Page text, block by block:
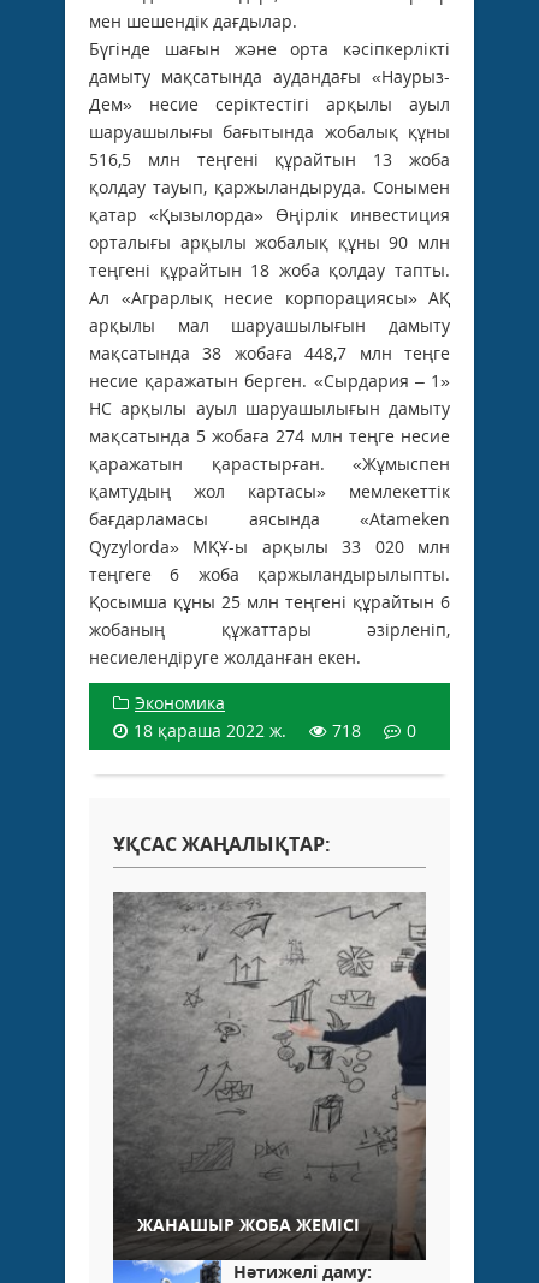
мен шешендік дағдылар.
Бүгінде шағын және орта кәсіпкерлікті
дамыту мақсатында аудандағы «Наурыз-
Дем» несие серіктестігі арқылы ауыл
шаруашылығы бағытында жобалық құны
516,5 млн теңгені құрайтын 13 жоба
қолдау тауып, қаржыландыруда. Сонымен
қатар «Қызылорда» Өңірлік инвестиция
орталығы арқылы жобалық құны 90 млн
теңгені құрайтын 18 жоба қолдау тапты.
Ал «Аграрлық несие корпорациясы» АҚ
арқылы мал шаруашылығын дамыту
мақсатында 38 жобаға 448,7 млн теңге
несие қаражатын берген. «Сырдария – 1»
НС арқылы ауыл шаруашылығын дамыту
мақсатында 5 жобаға 274 млн теңге несие
қаражатын қарастырған. «Жұмыспен
қамтудың жол картасы» мемлекеттік
бағдарламасы аясында «Atameken
Qyzylorda» МҚҰ-ы арқылы 33 020 млн
теңгеге 6 жоба қаржыландырылыпты.
Қосымша құны 25 млн теңгені құрайтын 6
жобаның құжаттары әзірленіп,
несиелендіруге жолданған екен.
Экономика
18 қараша 2022 ж.
718 0
ҰҚСАС ЖАҢАЛЫҚТАР:
ЖАНАШЫР ЖОБА ЖЕМІСІ
Нәтижелі даму: